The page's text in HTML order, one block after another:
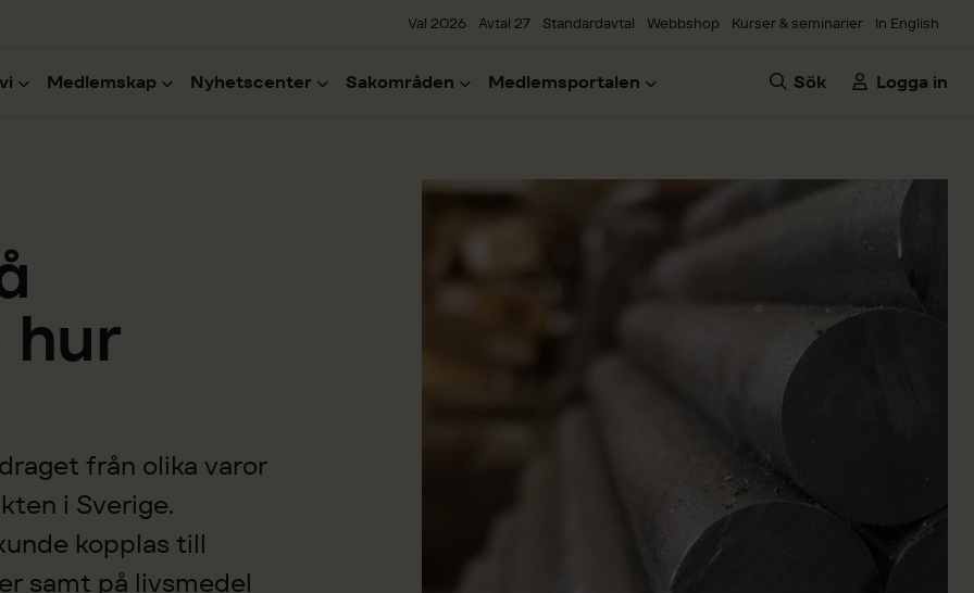
Val 2026 Avtal 27 Standardavtal Webbshop Kurser & seminarier In English
Medlemskap Nyhetscenter Sakområden Medlemsportalen Sök Logga in
från olika varor
i Sverige.
kopplas till
samt på livsmedel